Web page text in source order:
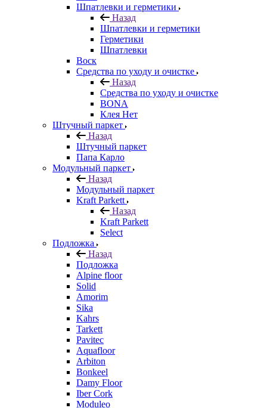
Шпатлевки и герметики
Назад
Шпатлевки и герметики
Герметики
Шпатлевки
Воск
Средства по уходу и очистке
Назад
Средства по уходу и очистке
BONA
Клея Нет
Штучный паркет
Назад
Штучный паркет
Папа Карло
Модульный паркет
Назад
Модульный паркет
Kraft Parkett
Назад
Kraft Parkett
Select
Подложка
Назад
Подложка
Alpine floor
Solid
Amorim
Sika
Kahrs
Tarkett
Pavitec
Aquafloor
Arbiton
Bonkeel
Damy Floor
Iber Cork
Moduleo